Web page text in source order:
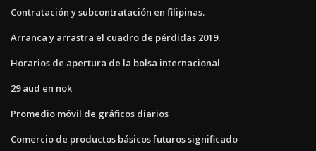
Contratación y subcontratación en filipinas.
Arranca y arrastra el cuadro de pérdidas 2019.
Horarios de apertura de la bolsa internacional
29 aud en nok
Promedio móvil de gráficos diarios
Comercio de productos básicos futuros significado